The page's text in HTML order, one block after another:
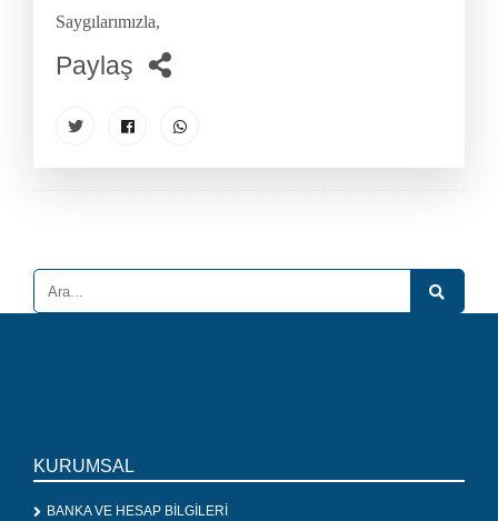
Saygılarımızla,
Paylaş
KURUMSAL
BANKA VE HESAP BİLGİLERİ